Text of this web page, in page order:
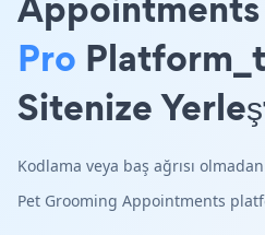
Pro
Sitenize
Kodlama veya baş ağrısı
Pet Grooming Appointments